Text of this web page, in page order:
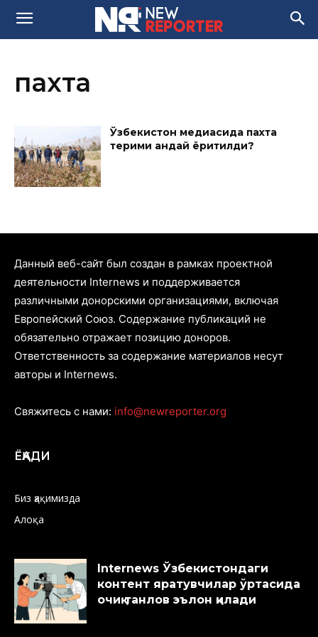
пахта
Ўзбекистон медиасида пахта
терими қандай ёритилди?
Данный веб-сайт был создан в рамках проектной
деятельности Internews и поддерживается
различными донорскими организациями, включая
Европейский Союз. Содержание публикаций не
обязательно отражает позицию доноров.
Ответственность за содержание материалов несут
авторы и Internews.
Свяжитесь с нами: info@newreporter.org
ЁҚАДИ
Биз ҳақимизда
Алоқа
Internews Ўзбекистондаги
контент яратувчилар ўртасида
очиқ танлов эълон қилади